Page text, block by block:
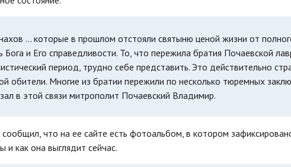
… которые в прошлом отстояли святыню ценой жизни от
Бога и Его справедливости. То, что пережила братия Почаевской
период, трудно себе представить. Это действительно
обители. Многие из братии пережили по несколько тюремных
в этой связи митрополит Почаевский Владимир.
что на ее сайте есть фотоальбом, в котором
как она выглядит сейчас.